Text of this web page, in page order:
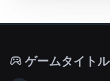
ゲームタイトル